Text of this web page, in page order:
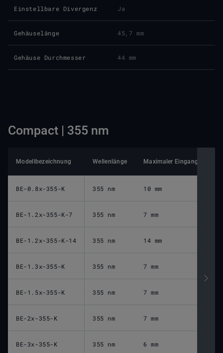
Einstellbare Divergenz Ja
Gehäuselänge 45,7 mm
Gehäuse Durchmesser 44 mm
Compact | 355 nm
Modellbezeichnung Wellenlänge Maximaler
BE-0.8x-355-K 355 nm 10 mm
BE-1.2x-355-K-7 355 nm 7 mm
BE-1.2x-355-K-14 355 nm 14 mm
BE-1.3x-355-K 355 nm 7 mm
BE-1.5x-355-K 355 nm 7 mm
BE-2x-355-K 355 nm 7 mm
BE-3x-355-K 355 nm 6 mm